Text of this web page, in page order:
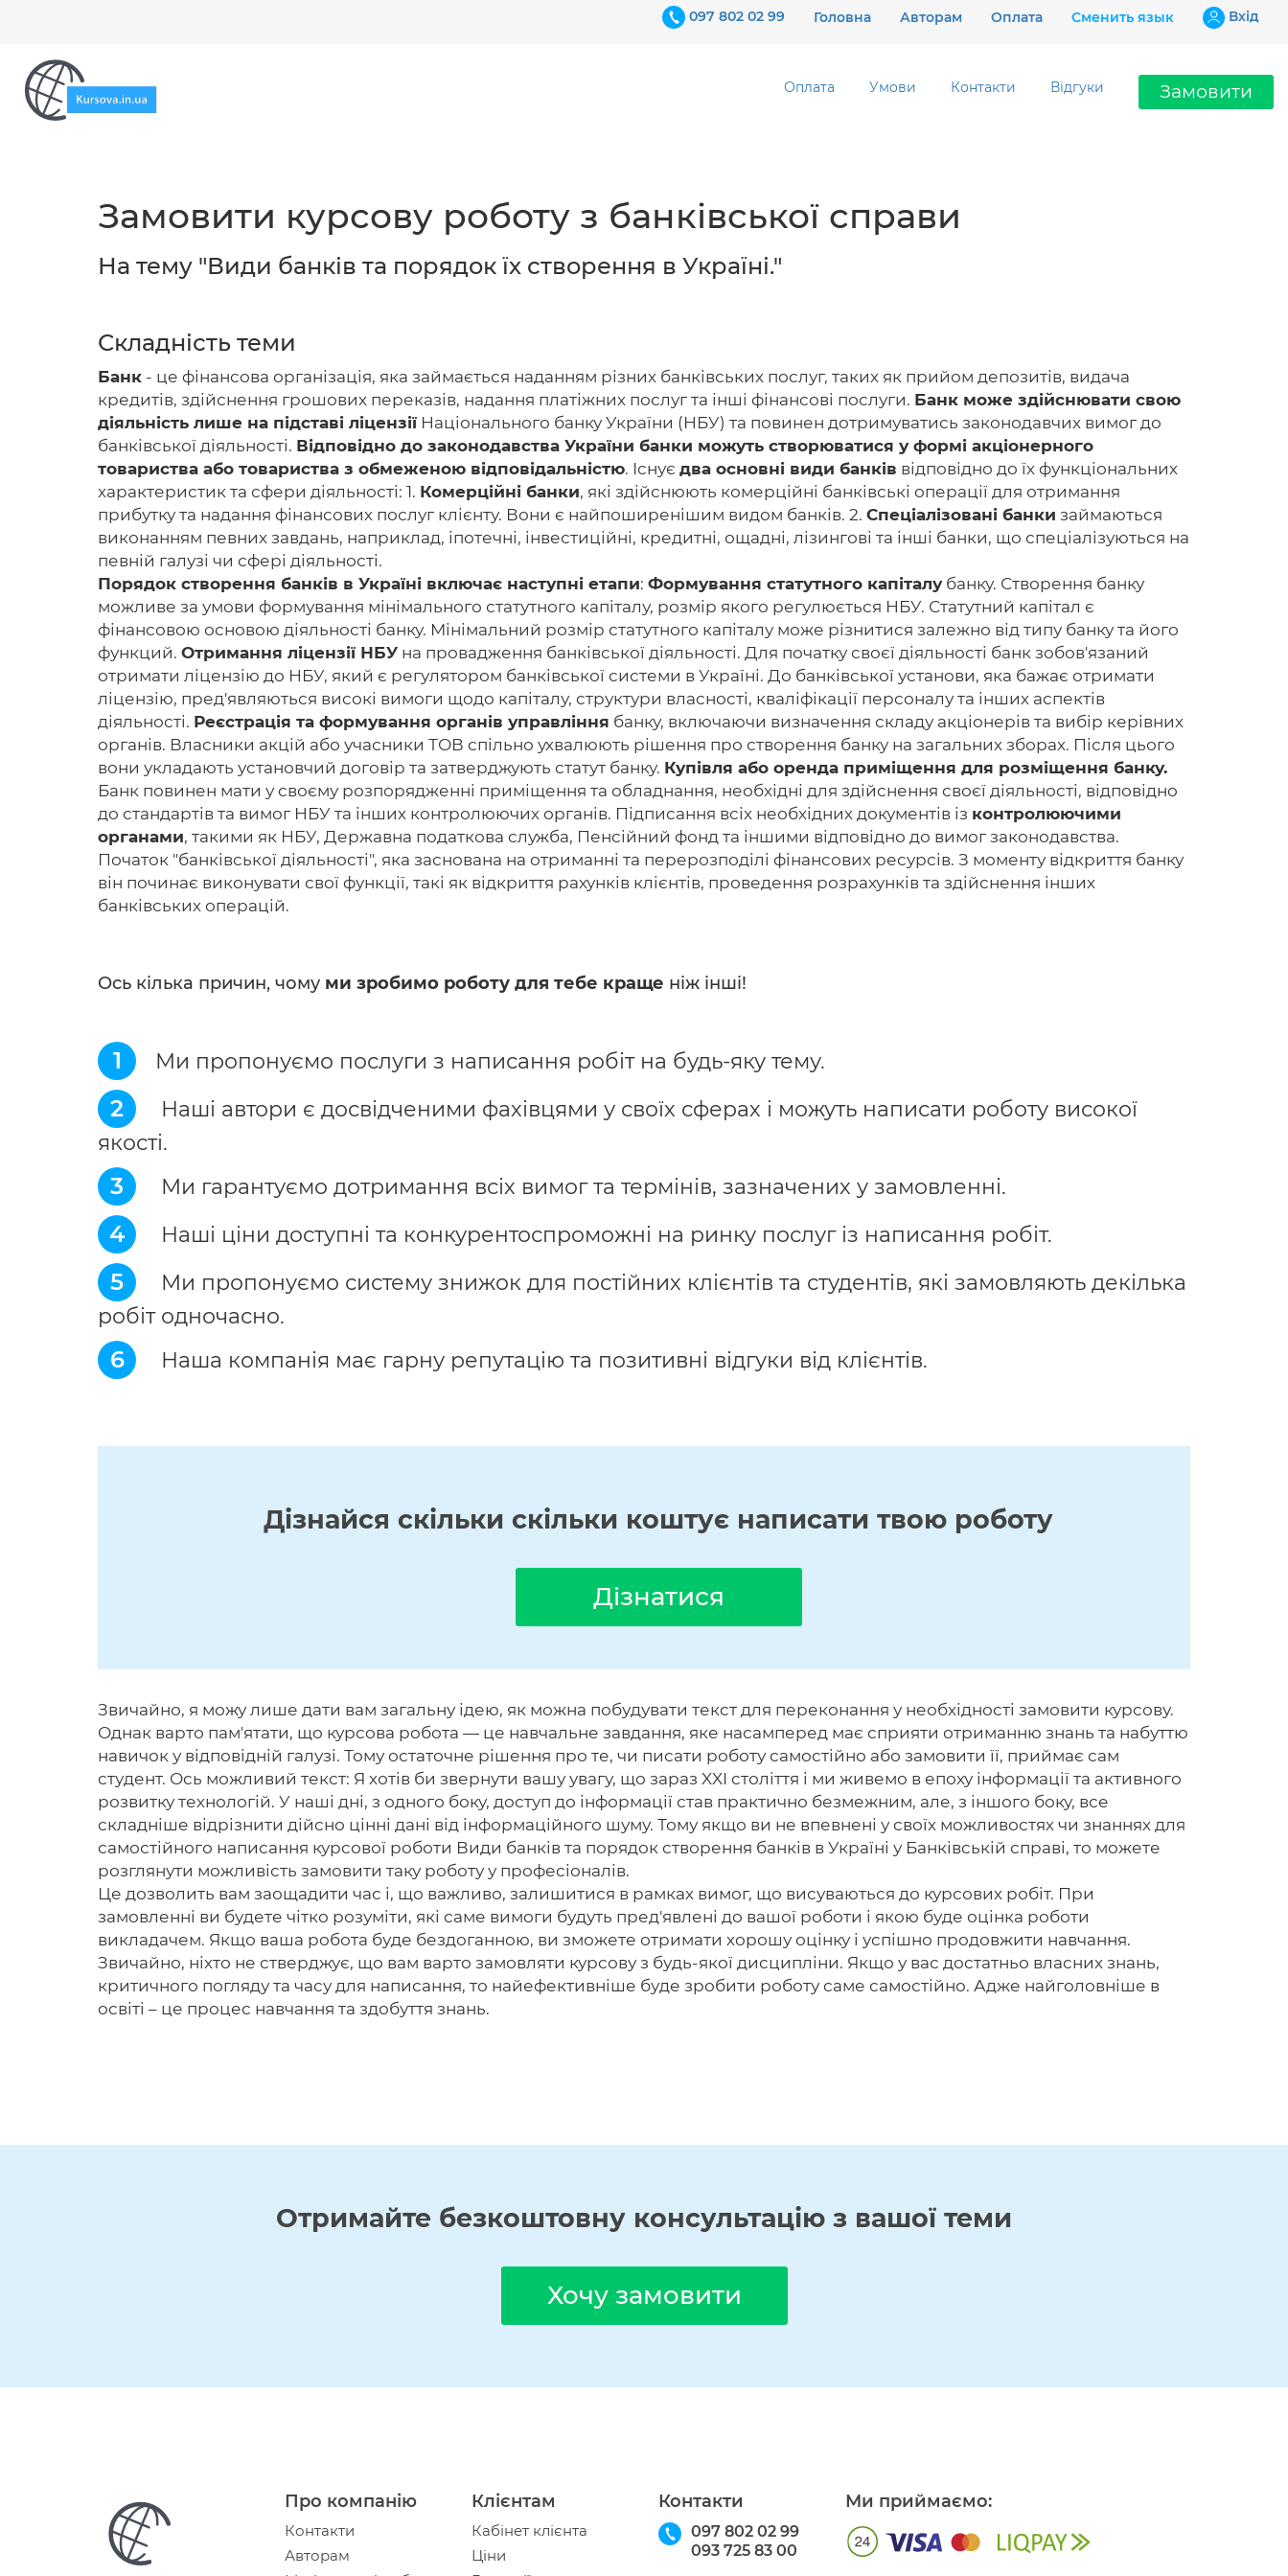
097 802 02 99 Головна Авторам Оплата Сменить язык Вхiд
Оплата Умови Контакти Відгуки Замовити
Замовити курсову роботу з банківської справи
На тему "Види банків та порядок їх створення в Україні."
Складність теми
Банк - це фінансова організація, яка займається наданням різних банківських послуг, таких як прийом депозитів, видача
кредитів, здійснення грошових переказів, надання платіжних послуг та інші фінансові послуги. Банк може здійснювати свою
діяльність лише на підставі ліцензії Національного банку України (НБУ) та повинен дотримуватись законодавчих вимог до
банківської діяльності. Відповідно до законодавства України банки можуть створюватися у формі акціонерного
товариства або товариства з обмеженою відповідальністю. Існує два основні види банків відповідно до їх функціональних
характеристик та сфери діяльності: 1. Комерційні банки, які здійснюють комерційні банківські операції для отримання
прибутку та надання фінансових послуг клієнту. Вони є найпоширенішим видом банків. 2. Спеціалізовані банки займаються
виконанням певних завдань, наприклад, іпотечні, інвестиційні, кредитні, ощадні, лізингові та інші банки, що спеціалізуються на
певній галузі чи сфері діяльності.
Порядок створення банків в Україні включає наступні етапи: Формування статутного капіталубанку. Створення банку
можливе за умови формування мінімального статутного капіталу, розмір якого регулюється НБУ. Статутний капітал є
фінансовою основою діяльності банку. Мінімальний розмір статутного капіталу може різнитися залежно від типу банку та його
функций. Отримання ліцензії НБУ на провадження банківської діяльності. Для початку своєї діяльності банк зобов'язаний
отримати ліцензію до НБУ, який є регулятором банківської системи в Україні. До банківської установи, яка бажає отримати
ліцензію, пред'являються високі вимоги щодо капіталу, структури власності, кваліфікації персоналу та інших аспектів
діяльності. Реєстрація та формування органів управління банку, включаючи визначення складу акціонерів та вибір керівних
органів. Власники акцій або учасники ТОВ спільно ухвалюють рішення про створення банку на загальних зборах. Після цього
вони укладають установчий договір та затверджують статут банку. Купівля або оренда приміщення для розміщення банку.
Банк повинен мати у своєму розпорядженні приміщення та обладнання, необхідні для здійснення своєї діяльності, відповідно
до стандартів та вимог НБУ та інших контролюючих органів. Підписання всіх необхідних документів із контролюючими
органами, такими як НБУ, Державна податкова служба, Пенсійний фонд та іншими відповідно до вимог законодавства.
Початок "банківської діяльності", яка заснована на отриманні та перерозподілі фінансових ресурсів. З моменту відкриття банку
він починає виконувати свої функції, такі як відкриття рахунків клієнтів, проведення розрахунків та здійснення інших
банківських операцій.
Ось кілька причин, чому ми зробимо роботу для тебе краще ніж інші!
1 Ми пропонуємо послуги з написання робіт на будь-яку тему.
2
Наші автори є досвідченими фахівцями у своїх сферах і можуть написати роботу високої
якості.
3 Ми гарантуємо дотримання всіх вимог та термінів, зазначених у замовленні.
4 Наші ціни доступні та конкурентоспроможні на ринку послуг із написання робіт.
5
Ми пропонуємо систему знижок для постійних клієнтів та студентів, які замовляють декілька
робіт одночасно.
6 Наша компанія має гарну репутацію та позитивні відгуки від клієнтів.
Дізнайся скільки скільки коштує написати твою роботу
Дізнатися
Звичайно, я можу лише дати вам загальну ідею, як можна побудувати текст для переконання у необхідності замовити курсову.
Однак варто пам'ятати, що курсова робота — це навчальне завдання, яке насамперед має сприяти отриманню знань та набуттю
навичок у відповідній галузі. Тому остаточне рішення про те, чи писати роботу самостійно або замовити її, приймає сам
студент. Ось можливий текст: Я хотів би звернути вашу увагу, що зараз XXI століття і ми живемо в епоху інформації та активного
розвитку технологій. У наші дні, з одного боку, доступ до інформації став практично безмежним, але, з іншого боку, все
складніше відрізнити дійсно цінні дані від інформаційного шуму. Тому якщо ви не впевнені у своїх можливостях чи знаннях для
самостійного написання курсової роботи Види банків та порядок створення банків в Україні у Банківській справі, то можете
розглянути можливість замовити таку роботу у професіоналів.
Це дозволить вам заощадити час і, що важливо, залишитися в рамках вимог, що висуваються до курсових робіт. При
замовленні ви будете чітко розуміти, які саме вимоги будуть пред'явлені до вашої роботи і якою буде оцінка роботи
викладачем. Якщо ваша робота буде бездоганною, ви зможете отримати хорошу оцінку і успішно продовжити навчання.
Звичайно, ніхто не стверджує, що вам варто замовляти курсову з будь-якої дисципліни. Якщо у вас достатньо власних знань,
критичного погляду та часу для написання, то найефективніше буде зробити роботу саме самостійно. Адже найголовніше в
освіті – це процес навчання та здобуття знань.
Отримайте безкоштовну консультацію з вашої теми
Хочу замовити
Про компанію
Контакти
Авторам
Клієнтам
Кабінет клієнта
Ціни
Контакти
097 802 02 99
093 725 83 00
Ми приймаємо:
097 802 02 99
Головна
Умови
Вхiд